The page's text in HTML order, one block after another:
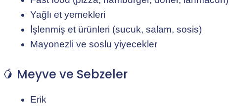
Yağlı et yemekleri
İşlenmiş et ürünleri (sucuk, salam, sosis)
Mayonezli ve soslu yiyecekler
🥭 Meyve ve Sebzeler
Erik